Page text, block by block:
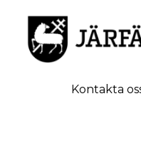
Kontakta